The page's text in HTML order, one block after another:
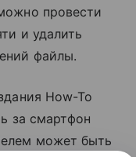
провести
и удалить
файлы.
How-To
за смартфон
может быть